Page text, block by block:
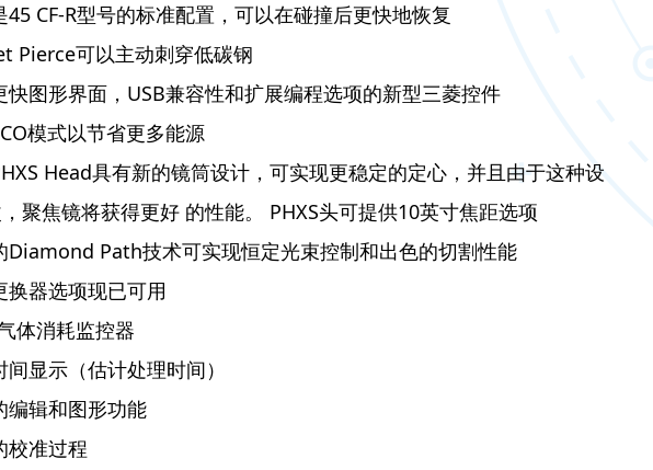
45 CF-R型号的标准配置，可以在碰撞后更快地恢复
Pierce可以主动刺穿低碳钢
快图形界面，USB兼容性和扩展编程选项的新型三菱控件
模式以节省更多能源
Head具有新的镜筒设计，可实现更稳定的定心，并且由于这种设
聚焦镜将获得更好 的性能。 PHXS头可提供10英寸焦距选项
Diamond Path技术可实现恒定光束控制和出色的切割性能
换器选项现已可用
体消耗监控器
间显示（估计处理时间）
编辑和图形功能
校准过程